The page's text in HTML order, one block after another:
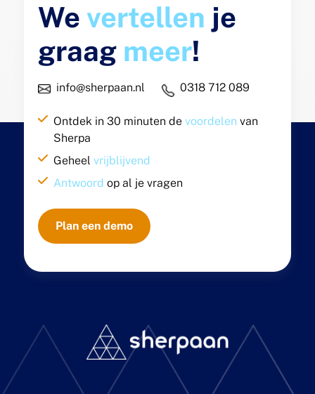
Wevertellen je
graag meer!
info@sherpaan.nl 0318 712 089
Ontdek in 30 minuten devoordelen van
Sherpa
Geheelvrijblijvend
Antwoord op al je vragen
Plan een demo